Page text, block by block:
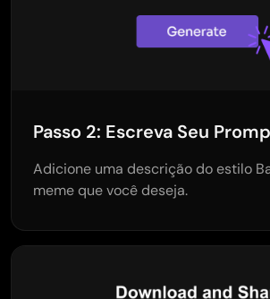
Passo 2: Escreva Seu
Adicione uma descrição do estilo
meme que você deseja.